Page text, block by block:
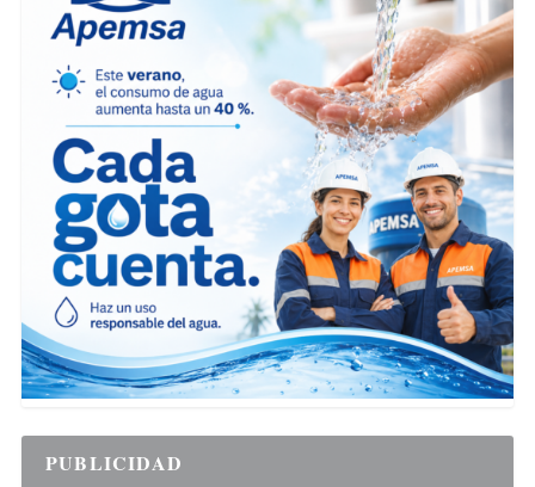
PUBLICIDAD